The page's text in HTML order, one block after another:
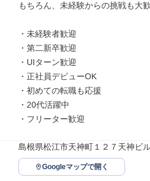
もちろん、未経験からの挑戦も大
・未経験者歓迎
・第二新卒歓迎
・UIターン歓迎
・正社員デビューOK
・初めての転職も応援
・20代活躍中
・フリーター歓迎
島根県松江市天神町１２７天神ビ
Googleマップで開く